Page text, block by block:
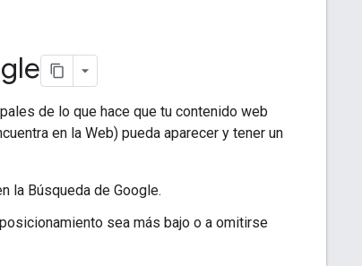
de lo que hace que tu contenido web
en la Web) pueda aparecer y tener un
la Búsqueda de Google.
sea más bajo o a omitirse